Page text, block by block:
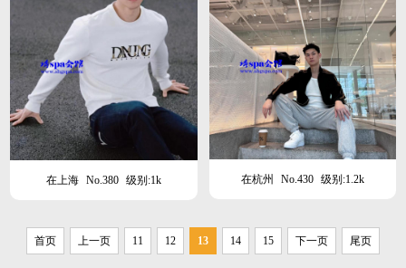
在上海 No.380 级别:1k 在杭州 No.430 级别:1.2k
首页 上一页 11 12 13 14 15 下一页 尾页